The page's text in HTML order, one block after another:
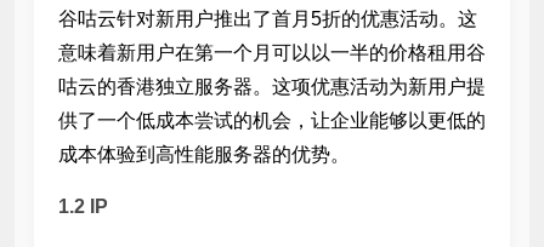
谷咕云针对新用户推出了首月5折的优惠活动。这
意味着新用户在第一个月可以以一半的价格租用谷
咕云的香港独立服务器。这项优惠活动为新用户提
供了一个低成本尝试的机会，让企业能够以更低的
成本体验到高性能服务器的优势。
1.2 IP